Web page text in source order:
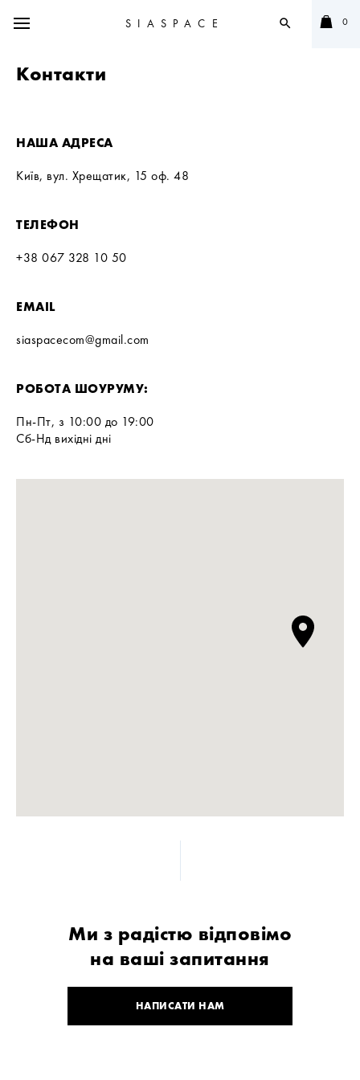
SIASPACE search 0
Контакти
НАША АДРЕСА
Київ, вул. Хрещатик, 15 оф. 48
ТЕЛЕФОН
+38 067 328 10 50
EMAIL
siaspacecom@gmail.com
РОБОТА ШОУРУМУ:
Пн-Пт, з 10:00 до 19:00
Сб-Нд вихідні дні
Ми з радістю відповімо
на ваші запитання
НАПИСАТИ НАМ